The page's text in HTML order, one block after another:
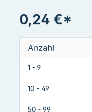
0,24 €*
Anzahl
1 - 9
10 - 49
50 - 99